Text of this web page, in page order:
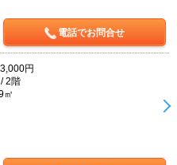
電話でお問合せ
円
2階
㎡